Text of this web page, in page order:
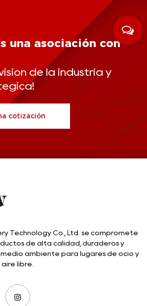
una asociación con
de la industria y
cotización
Technology Co., Ltd. se compromete
de alta calidad, duraderos y
ambiente para lugares de ocio y
libre.